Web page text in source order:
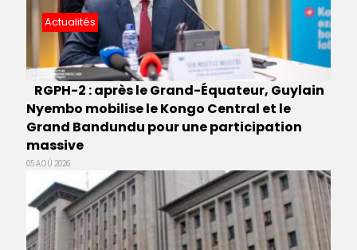
Actualités
RGPH-2 : après le Grand-Équateur, Guylain
Nyembo mobilise le Kongo Central et le
Grand Bandundu pour une participation
massive
05 AOÛ 2026